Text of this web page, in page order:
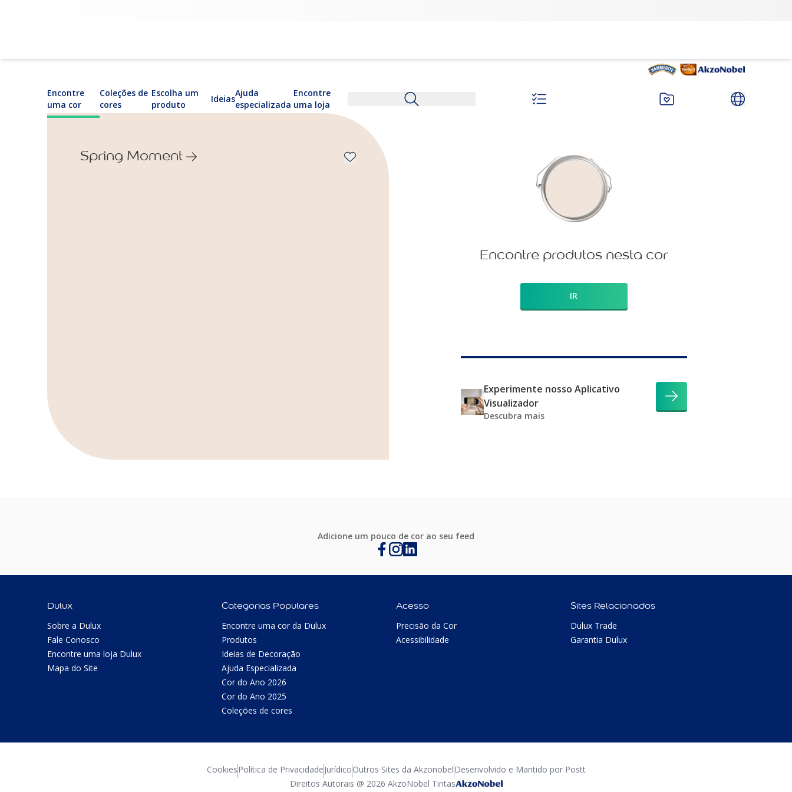
Encontre
uma cor
Coleções de
cores
Escolha um
produto
Ideias
Ajuda
especializada
Encontre
uma loja
Spring Moment
Encontre produtos nesta cor
IR
Experimente nosso Aplicativo
Visualizador
Descubra mais
Adicione um pouco de cor ao seu feed
Dulux
Sobre a Dulux
Fale Conosco
Encontre uma loja Dulux
Mapa do Site
Categorias Populares
Encontre uma cor da Dulux
Produtos
Ideias de Decoração
Ajuda Especializada
Cor do Ano 2026
Cor do Ano 2025
Coleções de cores
Acesso
Precisão da Cor
Acessibilidade
Sites Relacionados
Dulux Trade
Garantia Dulux
CookiesPolítica de PrivacidadeJurídicoOutros Sites da AkzonobelDesenvolvido e Mantido por Postt
Direitos Autorais @ 2026 AkzoNobel Tintas